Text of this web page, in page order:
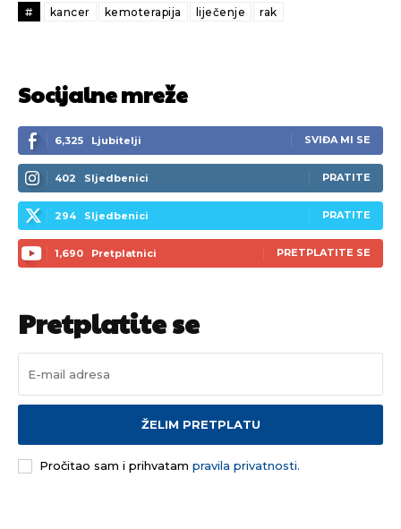
# kancer kemoterapija liječenje rak
Socijalne mreže
6,325 Ljubitelji SVIĐA MI SE
402 Sljedbenici PRATITE
294 Sljedbenici PRATITE
1,690 Pretplatnici PRETPLATITE SE
Pretplatite se
ŽELIM PRETPLATU
Pročitao sam i prihvatam pravila privatnosti.